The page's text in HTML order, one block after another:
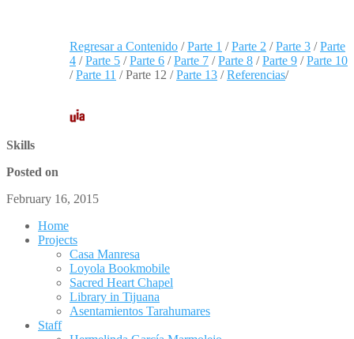
Regresar a Contenido /Parte 1 /Parte 2 /Parte 3 /Parte
4 /Parte 5 /Parte 6 /Parte 7 /Parte 8 /Parte 9 /Parte 10
/Parte 11 / Parte 12 /Parte 13 /Referencias/
Skills
Posted on
February 16, 2015
Home
Projects
Casa Manresa
Loyola Bookmobile
Sacred Heart Chapel
Library in Tijuana
Asentamientos Tarahumares
Staff